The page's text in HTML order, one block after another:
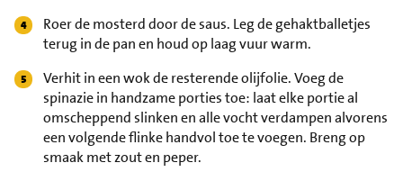
Roer de mosterd door de saus. Leg de gehaktballetjes
terug in de pan en houd op laag vuur warm.
Verhit in een wok de resterende olijfolie. Voeg de
spinazie in handzame porties toe: laat elke portie al
omscheppend slinken en alle vocht verdampen alvorens
een volgende flinke handvol toe te voegen. Breng op
smaak met zout en peper.